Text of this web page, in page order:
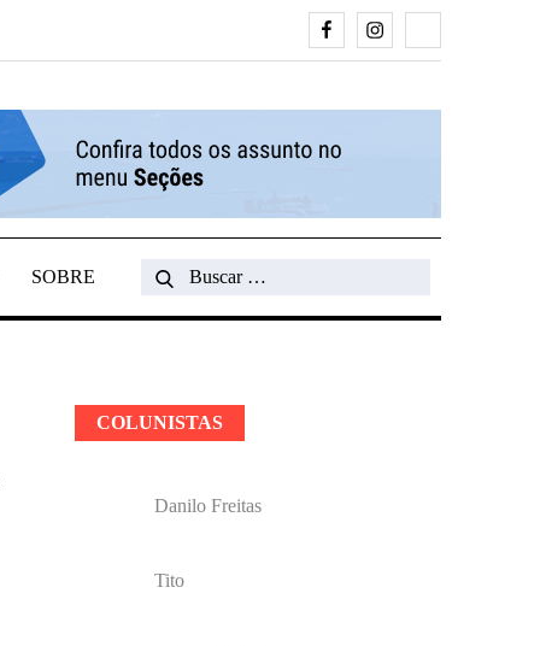
FacebookInstagram
SOBRE
Search
Search
COLUNISTAS
Danilo Freitas
Tito